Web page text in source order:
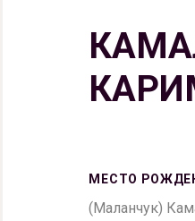
МЕСТО
(Маланчук)